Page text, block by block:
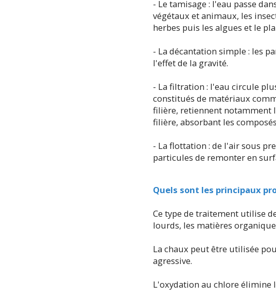
- Le tamisage : l'eau passe
végétaux et animaux, les
herbes puis les algues et le
- La décantation simple : les
l'effet de la gravité.
- La filtration : l'eau circule
constitués de matériaux
filière, retiennent notamment
filière, absorbant les
- La flottation : de l'air sous
particules de remonter en
Quels sont les principaux
Ce type de traitement utilise
lourds, les matières
La chaux peut être utilisée
agressive.
L'oxydation au chlore élimine